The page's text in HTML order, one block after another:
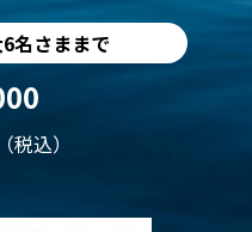
名さままで
税込）